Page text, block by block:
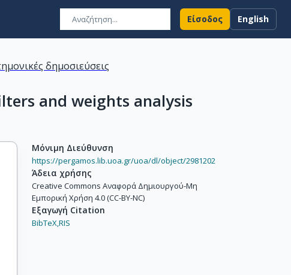
Είσοδος English
δημοσιεύσεις
and weights analysis
Μόνιμη Διεύθυνση
https://pergamos.lib.uoa.gr/uoa/dl/object/2981202
Άδεια χρήσης
Creative Commons Αναφορά Δημιουργού-Μη
Εμπορική Χρήση 4.0 (CC-BY-NC)
Εξαγωγή Citation
BibTeX,RIS